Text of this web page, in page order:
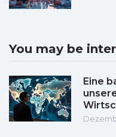
You may be
Eine